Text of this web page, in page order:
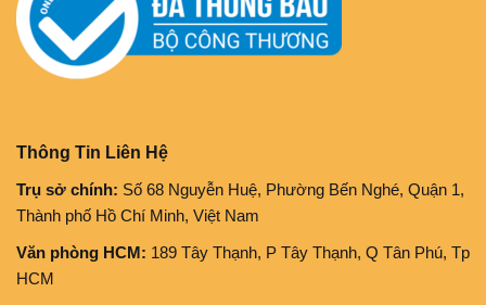
Thông Tin Liên Hệ
Trụ sở chính: Số 68 Nguyễn Huệ, Phường Bến Nghé, Quận 1,
Thành phố Hồ Chí Minh, Việt Nam
Văn phòng HCM: 189 Tây Thạnh, P Tây Thạnh, Q Tân Phú, Tp
HCM